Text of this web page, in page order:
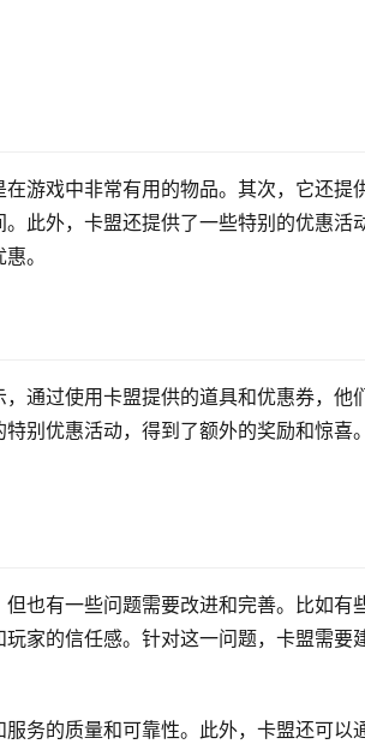
游戏中非常有用的物品。其次，它还提
此外，卡盟还提供了一些特别的优惠活
。
通过使用卡盟提供的道具和优惠券，他
别优惠活动，得到了额外的奖励和惊喜
也有一些问题需要改进和完善。比如有
家的信任感。针对这一问题，卡盟需要
务的质量和可靠性。此外，卡盟还可以